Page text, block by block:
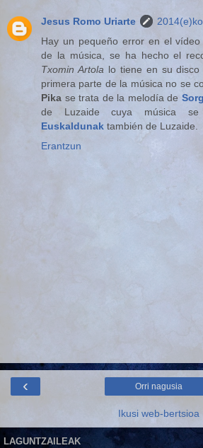
Jesus Romo Uriarte
Hay un pequeño error en el
de la música, se ha hecho el
Txomin Artola lo tiene en su disco
primera parte de la música no se
Pika se trata de la melodía de
de Luzaide cuya música
Euskaldunak también de Luzaide.
Erantzun
‹ Orri nagusia
Ikusi web-bertsioa
LAGUNTZAILEAK